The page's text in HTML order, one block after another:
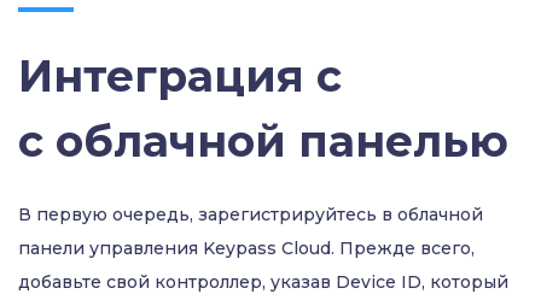
Интеграция с
с облачной панелью
В первую очередь, зарегистрируйтесь в облачной
панели управления Keypass Cloud. Прежде всего,
добавьте свой контроллер, указав Device ID, который